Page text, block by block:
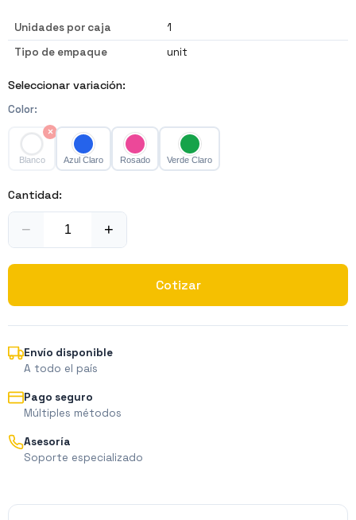
Unidades por caja
1
Tipo de empaque
unit
Seleccionar variación:
Color:
Blanco
×
Azul Claro Rosado Verde Claro
Cantidad:
− +
Cotizar
Envío disponible
A todo el país
Pago seguro
Múltiples métodos
Asesoría
Soporte especializado